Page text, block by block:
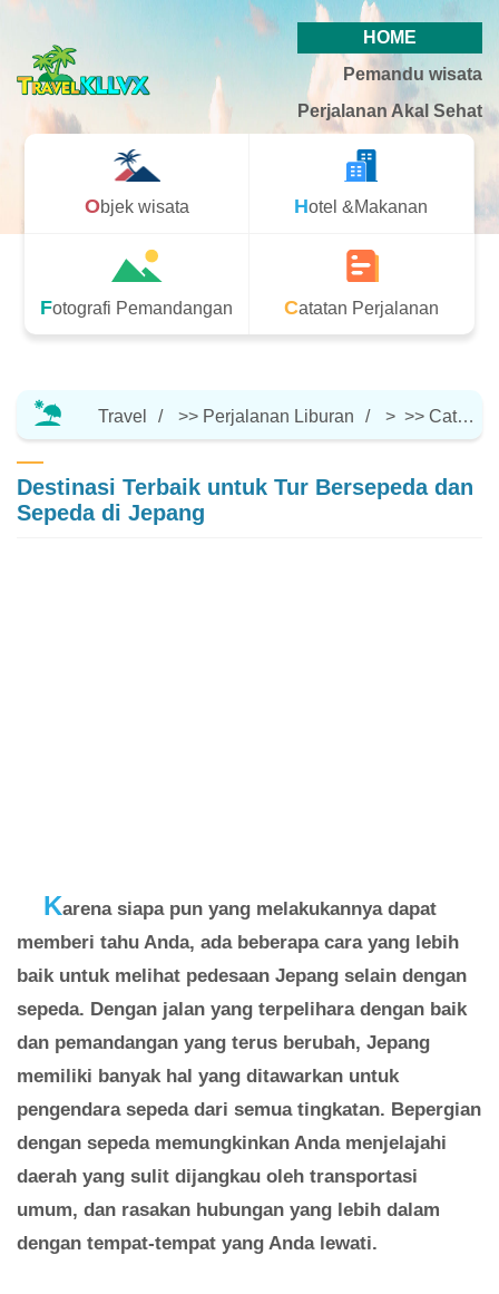
HOME
Pemandu wisata
Perjalanan Akal Sehat
Objek wisata Hotel &Makanan
Fotografi Pemandangan Catatan Perjalanan
Travel >> Perjalanan Liburan > >> Catatan Perjalanan
Destinasi Terbaik untuk Tur Bersepeda dan
Sepeda di Jepang
Karena siapa pun yang melakukannya dapat
memberi tahu Anda, ada beberapa cara yang lebih
baik untuk melihat pedesaan Jepang selain dengan
sepeda. Dengan jalan yang terpelihara dengan baik
dan pemandangan yang terus berubah, Jepang
memiliki banyak hal yang ditawarkan untuk
pengendara sepeda dari semua tingkatan. Bepergian
dengan sepeda memungkinkan Anda menjelajahi
daerah yang sulit dijangkau oleh transportasi
umum, dan rasakan hubungan yang lebih dalam
dengan tempat-tempat yang Anda lewati.